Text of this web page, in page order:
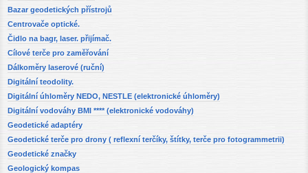
Bazar geodetických přístrojů
Centrovače optické.
Čidlo na bagr, laser. přijímač.
Cílové terče pro zaměřování
Dálkoměry laserové (ruční)
Digitální teodolity.
Digitální úhloměry NEDO, NESTLE (elektronické úhloměry)
Digitální vodováhy BMI **** (elektronické vodováhy)
Geodetické adaptéry
Geodetické terče pro drony ( reflexní terčíky, štítky, terče pro fotogrammetrii)
Geodetické značky
Geologický kompas